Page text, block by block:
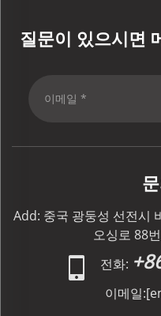
질문이 있으시면
Add: 중국 광둥성 선전시
오싱로 88
전화:
이메일: